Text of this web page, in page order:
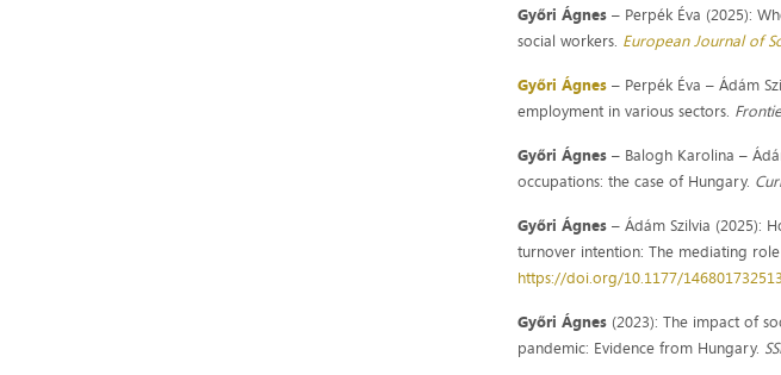
Győri Ágnes – Perpék Éva (2025):
social workers. European Journal of
Győri Ágnes – Perpék Éva – Ádám
employment in various sectors.
Győri Ágnes – Balogh Karolina –
occupations: the case of Hungary.
Győri Ágnes – Ádám Szilvia (2025):
turnover intention: The mediating
https://doi.org/10.1177/
Győri Ágnes (2023): The impact of
pandemic: Evidence from Hungary.